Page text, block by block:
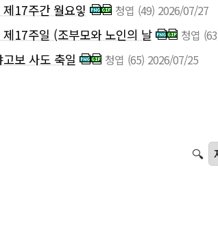
제17주간 월요잏 청엽 (49) 2026/07/27
제17주일 (조부모와 노인의 날 청엽
고보 사도 축일 청엽 (65) 2026/07/25
🔍